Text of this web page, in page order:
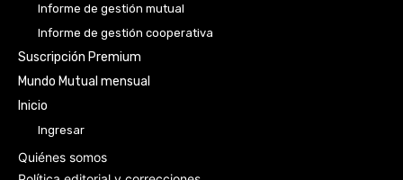
Informe de gestión mutual
Informe de gestión cooperativa
Suscripción Premium
Mundo Mutual mensual
Inicio
Ingresar
Quiénes somos